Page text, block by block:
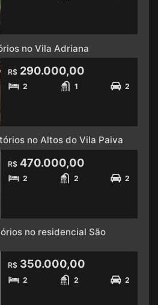
no Vila Adriana
R$ 290.000,00
2 1 2
no Altos do Vila Paiva
R$ 470.000,00
2 2 2
no residencial São
R$ 350.000,00
2 2 2